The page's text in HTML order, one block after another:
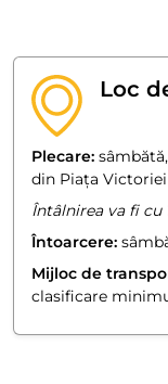
Loc
Plecare:
din Piața Victoriei
Întâlnirea va fi cu
Întoarcere:
Mijloc de
clasificare